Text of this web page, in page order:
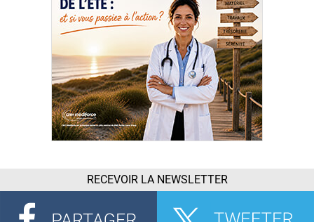
RECEVOIR LA NEWSLETTER